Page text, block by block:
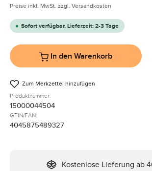
Preise inkl. MwSt. zzgl. Versandkosten
Sofort verfügbar, Lieferzeit: 2-3 Tage
In den Warenkorb
Zum Merkzettel hinzufügen
Produktnummer:
15000044504
GTIN/EAN:
4045875489327
Kostenlose Lieferung ab